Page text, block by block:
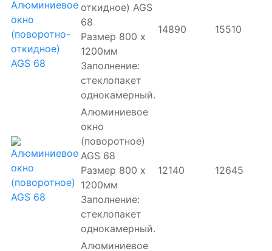
откидное) AGS
68
Размер 800 х
1200мм
Заполнение:
стеклопакет
однокамерный.
14890 15510
Алюминиевое
окно
(поворотное)
AGS 68
Размер 800 х
1200мм
Заполнение:
стеклопакет
однокамерный.
12140 12645
Алюминиевое